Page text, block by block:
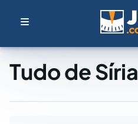
Tudo de Síria